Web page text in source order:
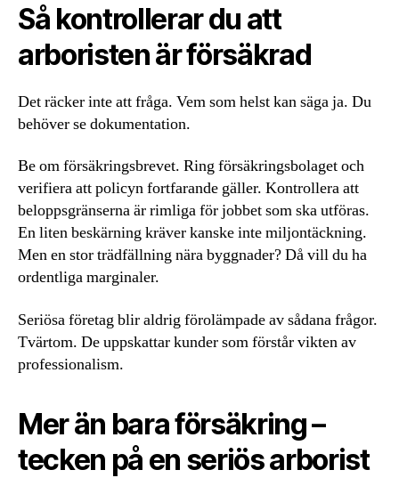
Så kontrollerar du att
arboristen är försäkrad
Det räcker inte att fråga. Vem som helst kan säga ja. Du
behöver se dokumentation.
Be om försäkringsbrevet. Ring försäkringsbolaget och
verifiera att policyn fortfarande gäller. Kontrollera att
beloppsgränserna är rimliga för jobbet som ska utföras.
En liten beskärning kräver kanske inte miljontäckning.
Men en stor trädfällning nära byggnader? Då vill du ha
ordentliga marginaler.
Seriösa företag blir aldrig förolämpade av sådana frågor.
Tvärtom. De uppskattar kunder som förstår vikten av
professionalism.
Mer än bara försäkring –
tecken på en seriös arborist